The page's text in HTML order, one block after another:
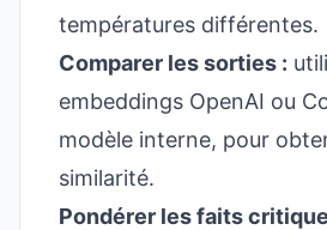
températures différentes.
Comparer les sorties :
embeddings OpenAI ou
modèle interne, pour
similarité.
Pondérer les faits